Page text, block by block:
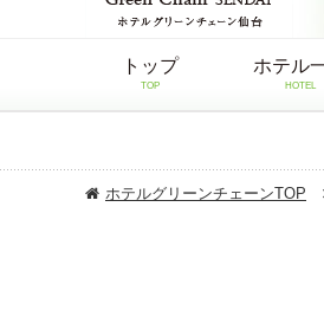
トップ
TOP
ホテル
HOTEL
ホテルグリーンチェーンTOP